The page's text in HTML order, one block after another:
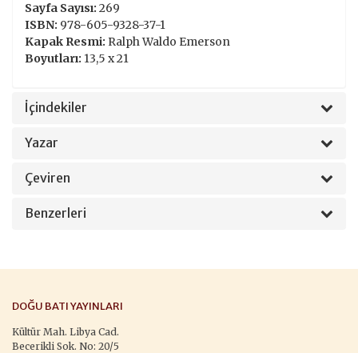
Sayfa Sayısı: 269
ISBN: 978-605-9328-37-1
Kapak Resmi: Ralph Waldo Emerson
Boyutları: 13,5 x 21
İçindekiler
Yazar
Çeviren
Benzerleri
DOĞU BATI YAYINLARI
Kültür Mah. Libya Cad.
Becerikli Sok. No: 20/5